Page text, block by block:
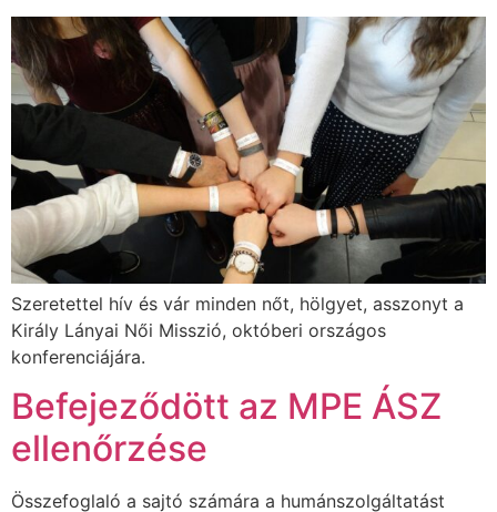
Szeretettel hív és vár minden nőt, hölgyet, asszonyt a
Király Lányai Női Misszió, októberi országos
konferenciájára.
Befejeződött az MPE ÁSZ
ellenőrzése
Összefoglaló a sajtó számára a humánszolgáltatást